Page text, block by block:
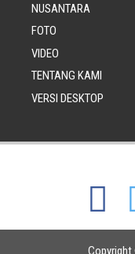
NUSANTARA
FOTO
VIDEO
TENTANG KAMI
VERSI DESKTOP